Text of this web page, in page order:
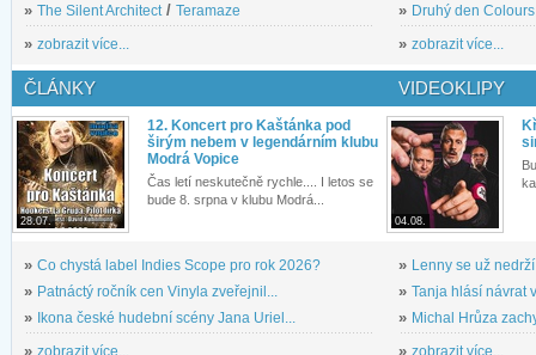
» The Silent Architect / Teramaze
» zobrazit více...
» Druhý den
» zobrazit více...
ČLÁNKY
28.07.
12. Koncert pro Kaštánka pod
širým nebem v legendárním klubu
Modrá Vopice
Čas letí neskutečně rychle.... I letos se
bude 8. srpna v klubu Modrá...
» Co chystá label Indies Scope pro rok 2026?
» Patnáctý ročník cen Vinyla zveřejnil...
»
Ikona české hudební scény Jana Uriel...
VIDEOKLIPY
04.08.
» Lenny se už
» Tanja hlásí návrat
» Michal Hrůza